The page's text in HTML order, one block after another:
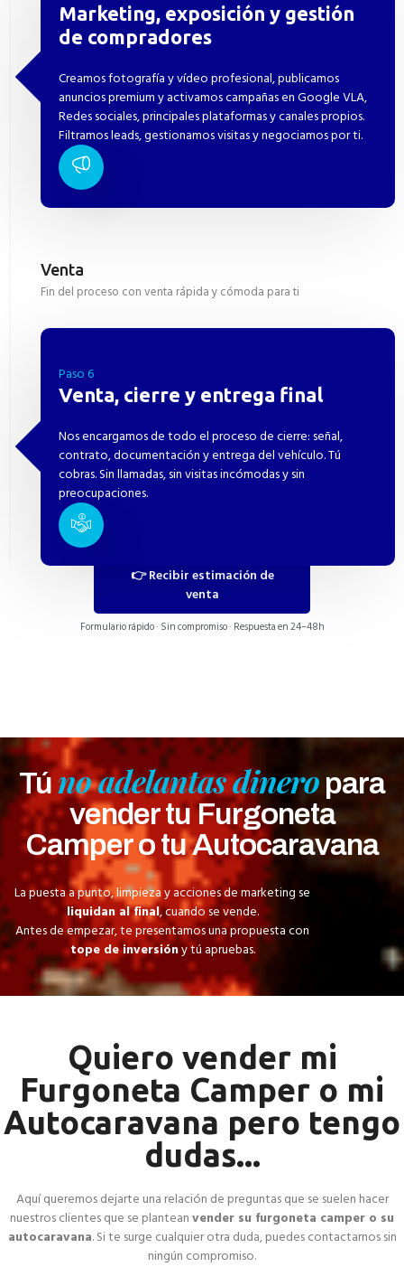
Marketing, exposición y gestión
de compradores
Creamos fotografía y vídeo profesional, publicamos
anuncios premium y activamos campañas en Google VLA,
Redes sociales, principales plataformas y canales propios.
Filtramos leads, gestionamos visitas y negociamos por ti.
Paso 6
Venta, cierre y entrega final
Nos encargamos de todo el proceso de cierre: señal,
contrato, documentación y entrega del vehículo. Tú
cobras. Sin llamadas, sin visitas incómodas y sin
preocupaciones.
Venta
Fin del proceso con venta rápida y cómoda para ti
👉 Recibir estimación de
venta
Formulario rápido · Sin compromiso · Respuesta en 24–48h
Tú no adelantas dinero para
vender tu Furgoneta
Camper o tu Autocaravana
La puesta a punto, limpieza y acciones de marketing se
liquidan al final, cuando se vende.
Antes de empezar, te presentamos una propuesta con
tope de inversióny tú apruebas.
Quiero vender mi
Furgoneta Camper o mi
Autocaravana pero tengo
dudas...
Aquí queremos dejarte una relación de preguntas que se suelen hacer
nuestros clientes que se planteanvender su furgoneta camper o su
autocaravana. Si te surge cualquier otra duda, puedes contactarnos sin
ningún compromiso.